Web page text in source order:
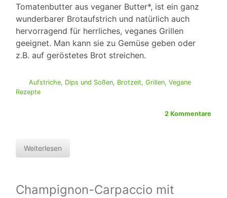
Tomatenbutter aus veganer Butter*, ist ein ganz
wunderbarer Brotaufstrich und natürlich auch
hervorragend für herrliches, veganes Grillen
geeignet. Man kann sie zu Gemüse geben oder
z.B. auf geröstetes Brot streichen.
Aufstriche, Dips und Soßen, Brotzeit, Grillen, Vegane
Rezepte
2 Kommentare
Weiterlesen
Champignon-Carpaccio mit